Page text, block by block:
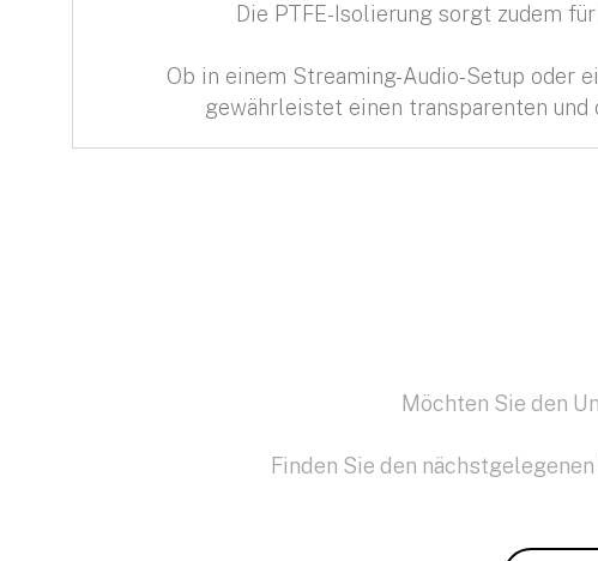
Die PTFE-Isolierung sorgt zudem
Ob in einem Streaming-Audio-Setup oder
gewährleistet einen transparenten
Möchten Sie den
Finden Sie den